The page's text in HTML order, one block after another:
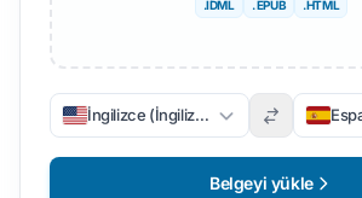
.IDML
. EPUB .HTML
İngilizce (İngilizce)
Belgeyi yükle